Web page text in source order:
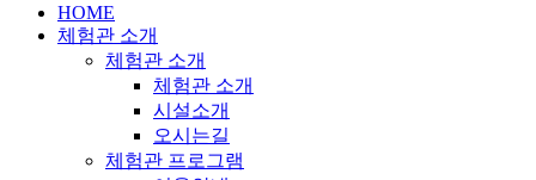
HOME
체험관 소개
체험관 소개
체험관 소개
시설소개
오시는길
체험관 프로그램